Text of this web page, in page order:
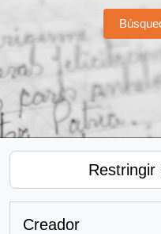
Restringir
Creador